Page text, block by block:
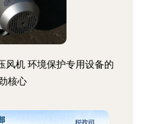
风机 环境保护专用设备的
核心